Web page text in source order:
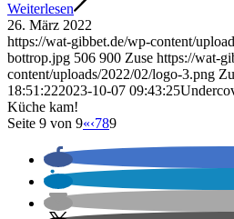
Weiterlesen
26. März 2022
https://wat-gibbet.de/wp-content/
bottrop.jpg 506 900 Zuse https://wat-
content/uploads/2022/02/logo-3.png
18:51:222023-10-07 09:43:25
Küche kam!
Seite 9 von 9«‹789